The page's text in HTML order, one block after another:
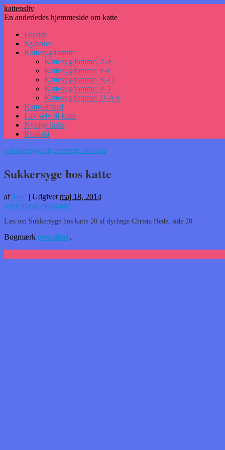
kattensliv
En anderledes hjemmeside om katte
Hop
indhold
Forside
Nyheder
Kattesygdomme
Kattesygdomme: A-E
Kattesygdomme: F-J
Kattesygdomme: K-O
Kattesygdomme: P-T
Kattesygdomme: U-AA
Katteadfærd
Lav selv til katte
Nyttige links
Kontakt
« Sukkersyge og overvægt hos katte
Sukkersyge hos katte
af Toni | Udgivet maj 18, 2014
sukkersyge-hos-katte
Læs om Sukkersyge hos katte 20 af dyrlæge Christa Hede, side 20
Bogmærk permalink.